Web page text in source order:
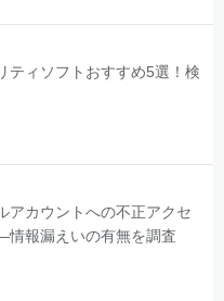
ティソフトおすすめ5選！検
アカウントへの不正アクセ
情報漏えいの有無を調査